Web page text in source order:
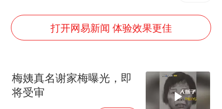
伯克希尔净买入约200亿美元股票
上交绝杀清华 姚明笑出表情包
白海豚在海上打了个结
构建更高水平的全民健身公共服务体系
打开网易新闻 体验效果更佳
梅姨真名谢家梅曝光，即
将受审